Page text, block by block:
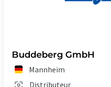
Buddeberg GmbH
Mannheim
Distributeur